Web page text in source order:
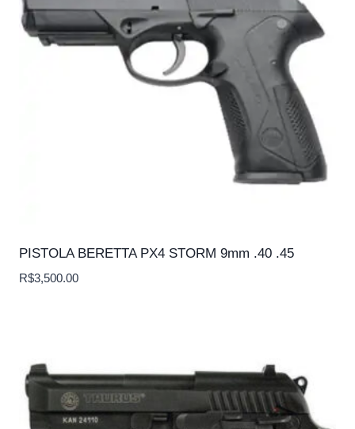
PISTOLA BERETTA PX4 STORM 9mm .40 .45
R$3,500.00